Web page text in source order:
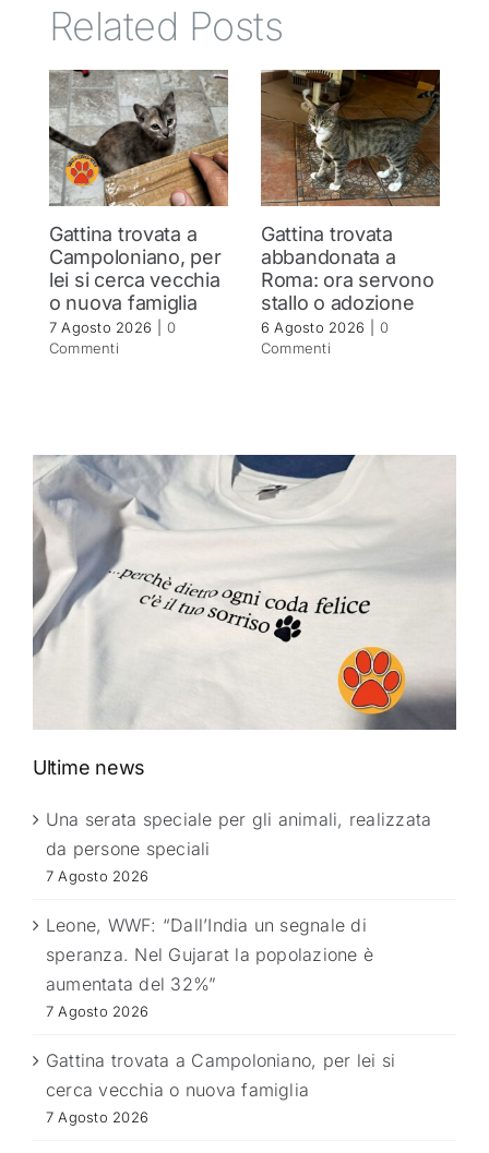
Related Posts
Gattina trovata a
Campoloniano, per
lei si cerca vecchia
o nuova famiglia
7 Agosto 2026
0
Commenti
Gattina trovata
abbandonata a
Roma: ora servono
stallo o adozione
6 Agosto 2026
0
Commenti
Ultime news
Una serata speciale per gli animali, realizzata
da persone speciali
7 Agosto 2026
Leone, WWF: “Dall’India un segnale di
speranza. Nel Gujarat la popolazione è
aumentata del 32%”
7 Agosto 2026
Gattina trovata a Campoloniano, per lei si
cerca vecchia o nuova famiglia
7 Agosto 2026